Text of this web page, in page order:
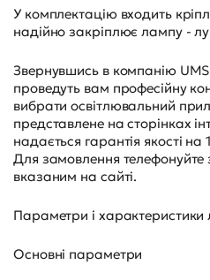
У комплектацію входить
надійно закріплює лампу -
Звернувшись в компанію
проведуть вам професійну
вибрати освітлювальний
представлене на сторінках
надається гарантія якості на
Для замовлення
вказаним на сайті.
Параметри і
Основні параметри